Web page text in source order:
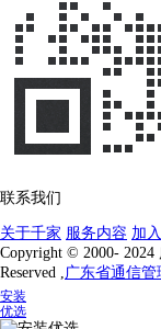
联系我们
关于千家 服务内容 加
Copyright © 2000-
Reserved ,
广东省通信管
安装
优选